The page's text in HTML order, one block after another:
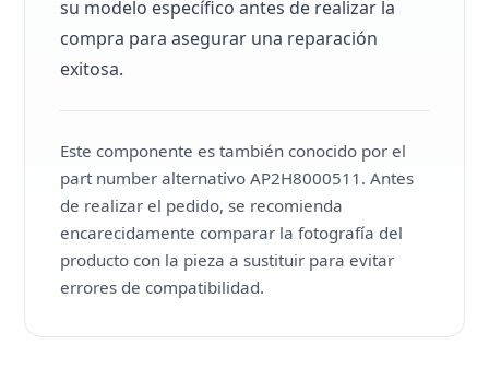
su modelo específico antes de realizar la
compra para asegurar una reparación
exitosa.
Este componente es también conocido por el
part number alternativo AP2H8000511. Antes
de realizar el pedido, se recomienda
encarecidamente comparar la fotografía del
producto con la pieza a sustituir para evitar
errores de compatibilidad.